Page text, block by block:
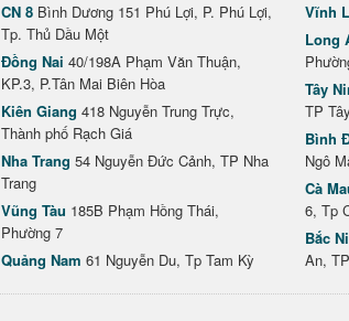
CN 8 Bình Dương 151 Phú Lợi, P. Phú Lợi,
Tp. Thủ Dầu Một
Đồng Nai 40/198A Phạm Văn Thuận,
KP.3, P.Tân Mai Biên Hòa
Kiên Giang 418 Nguyễn Trung Trực,
Thành phố Rạch Giá
Nha Trang 54 Nguyễn Đức Cảnh, TP Nha
Trang
Vũng Tàu 185B Phạm Hồng Thái,
Phường 7
Quảng Nam 61 Nguyễn Du, Tp Tam Kỳ
Vĩnh
Long
Tây
TP
Bình
Ngô
Cà
6, Tp
Bắc
An,